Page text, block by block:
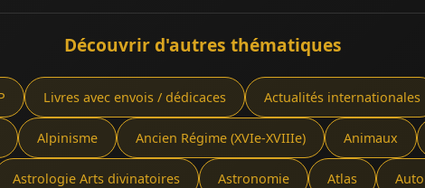
Découvrir d'autres thématiques
Livres avec envois / dédicaces Actualités internationales
Alpinisme Ancien Régime (XVIe-XVIIIe) Animaux
Astrologie Arts divinatoires Astronomie Atlas